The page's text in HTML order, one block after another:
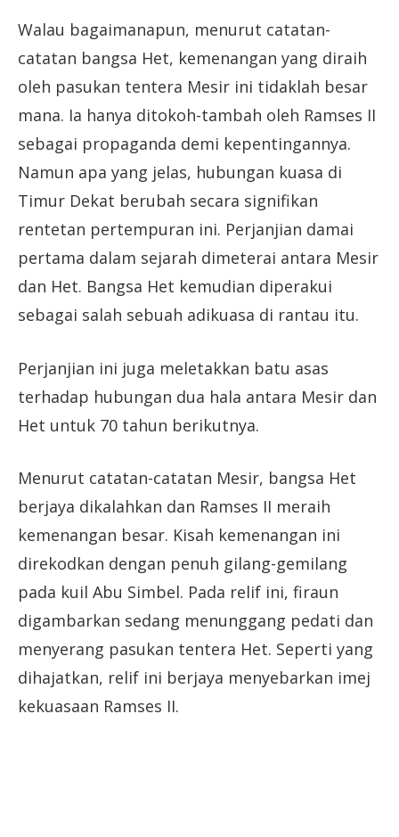
Walau bagaimanapun, menurut catatan-
catatan bangsa Het, kemenangan yang diraih
oleh pasukan tentera Mesir ini tidaklah besar
mana. Ia hanya ditokoh-tambah oleh Ramses II
sebagai propaganda demi kepentingannya.
Namun apa yang jelas, hubungan kuasa di
Timur Dekat berubah secara signifikan
rentetan pertempuran ini. Perjanjian damai
pertama dalam sejarah dimeterai antara Mesir
dan Het. Bangsa Het kemudian diperakui
sebagai salah sebuah adikuasa di rantau itu.
Perjanjian ini juga meletakkan batu asas
terhadap hubungan dua hala antara Mesir dan
Het untuk 70 tahun berikutnya.
Menurut catatan-catatan Mesir, bangsa Het
berjaya dikalahkan dan Ramses II meraih
kemenangan besar. Kisah kemenangan ini
direkodkan dengan penuh gilang-gemilang
pada kuil Abu Simbel. Pada relif ini, firaun
digambarkan sedang menunggang pedati dan
menyerang pasukan tentera Het. Seperti yang
dihajatkan, relif ini berjaya menyebarkan imej
kekuasaan Ramses II.